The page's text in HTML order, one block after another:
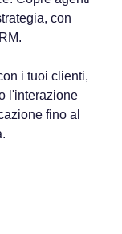
con
i tuoi clienti,
l'interazione
fino al